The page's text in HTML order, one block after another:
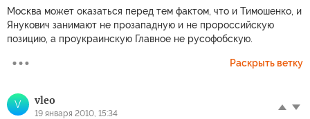
Москва может оказаться перед тем фактом, что и Тимошенко, и
Янукович занимают не прозападную и не пророссийскую
позицию, а проукраинскую Главное не русофобскую.
Раскрыть ветку
V vleo
19 января 2010, 15:34